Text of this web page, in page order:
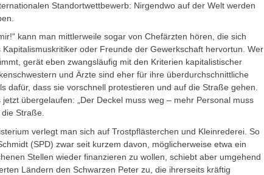
Standortwettbewerb: Nirgendwo auf der Welt werden
kann man mittlerweile sogar von Chefärzten hören, die sich
oder Freunde der Gewerkschaft hervortun. Wer
gerät eben zwangsläufig mit den Kriterien kapitalistischer
und Ärzte sind eher für ihre überdurchschnittliche
dafür, dass sie vorschnell protestieren und auf die Straße gehen.
übergelaufen: „Der Deckel muss weg – mehr Personal muss
Straße.
verlegt man sich auf Trostpflästerchen und Kleinrederei. So
(SPD) zwar seit kurzem davon, möglicherweise etwa ein
Stellen wieder finanzieren zu wollen, schiebt aber umgehend
Ländern den Schwarzen Peter zu, die ihrerseits kräftig